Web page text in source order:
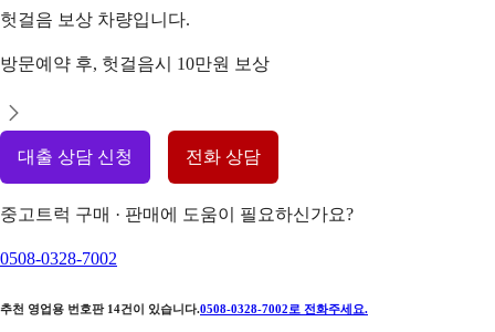
헛걸음 보상 차량입니다.
방문예약 후, 헛걸음시 10만원 보상
대출 상담 신청 전화 상담
중고트럭 구매 · 판매에 도움이 필요하신가요?
0508-0328-7002
추천 영업용 번호판 14건이 있습니다.0508-0328-7002 로 전화주세요.